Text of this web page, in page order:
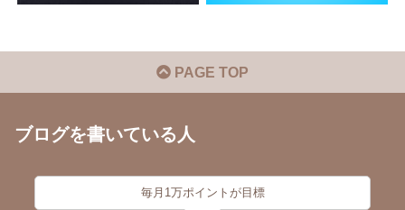
PAGE TOP
ブログを書いている人
毎月1万ポイントが目標